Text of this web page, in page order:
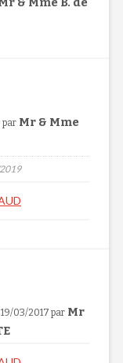
par Mr & Mme
03/2017 par Mr